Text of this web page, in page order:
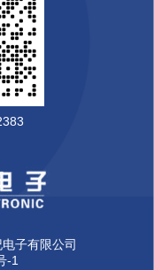
子有限公司
-1